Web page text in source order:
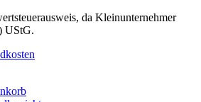
da Kleinunternehmer
UStG.